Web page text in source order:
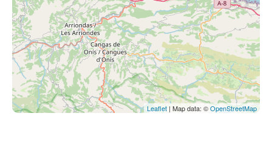
Leaflet | Map data: ©OpenStreetMap